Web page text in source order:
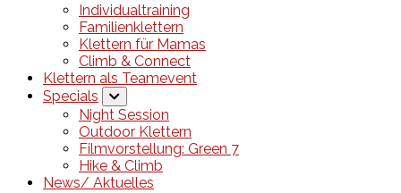
Individualtraining
Familienklettern
Klettern für Mamas
Climb & Connect
Klettern als Teamevent
Specials
Night Session
Outdoor Klettern
Filmvorstellung: Green 7
Hike & Climb
News/ Aktuelles